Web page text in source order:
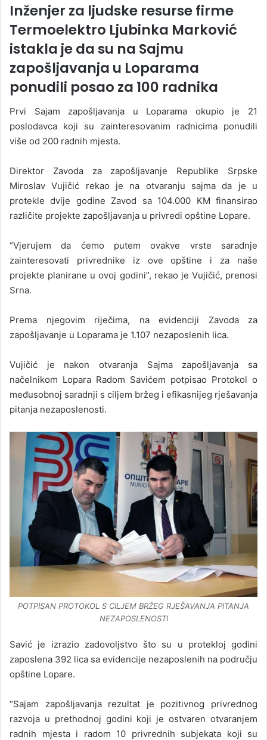
Inženjer za ljudske resurse firme
Termoelektro Ljubinka Marković
istakla je da su na Sajmu
zapošljavanja u Loparama
ponudili posao za 100 radnika
Prvi Sajam zapošljavanja u Loparama okupio je 21
poslodavca koji su zainteresovanim radnicima ponudili
više od 200 radnih mjesta.
Direktor Zavoda za zapošljavanje Republike Srpske
Miroslav Vujičić rekao je na otvaranju sajma da je u
protekle dvije godine Zavod sa 104.000 KM finansirao
različite projekte zapošljavanja u privredi opštine Lopare.
“Vjerujem da ćemo putem ovakve vrste saradnje
zainteresovati privrednike iz ove opštine i za naše
projekte planirane u ovoj godini”, rekao je Vujičić, prenosi
Srna.
Prema njegovim riječima, na evidenciji Zavoda za
zapošljavanje u Loparama je 1.107 nezaposlenih lica.
Vujičić je nakon otvaranja Sajma zapošljavanja sa
načelnikom Lopara Radom Savićem potpisao Protokol o
međusobnoj saradnji s ciljem bržeg i efikasnijeg rješavanja
pitanja nezaposlenosti.
POTPISAN PROTOKOL S CILJEM BRŽEG RJEŠAVANJA PITANJA
NEZAPOSLENOSTI
Savić je izrazio zadovoljstvo što su u protekloj godini
zaposlena 392 lica sa evidencije nezaposlenih na području
opštine Lopare.
“Sajam zapošljavanja rezultat je pozitivnog privrednog
razvoja u prethodnoj godini koji je ostvaren otvaranjem
radnih mjesta i radom 10 privrednih subjekata koji su